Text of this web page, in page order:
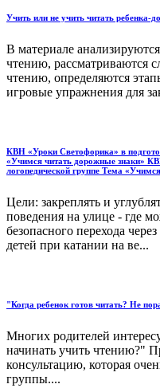
Учить или не учить читать ребенка-
В материале
чтению, рассматриваются
чтению, определяются
игровые упражнения для
КВН «Уроки Светофорика» в
«Учимся читать дорожные знаки»
логопедической группе Тема
Цели: закреплять и
поведения на улице - где
безопасного перехода
детей при катании на ве...
"Когда ребенок готов читать? Не
Многих родителей
начинать учить чтению?"
консультацию, которая
группы....